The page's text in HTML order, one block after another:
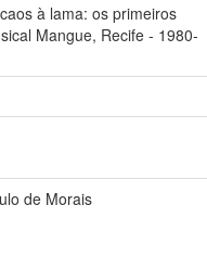
à lama: os primeiros
Mangue, Recife - 1980-
de Morais